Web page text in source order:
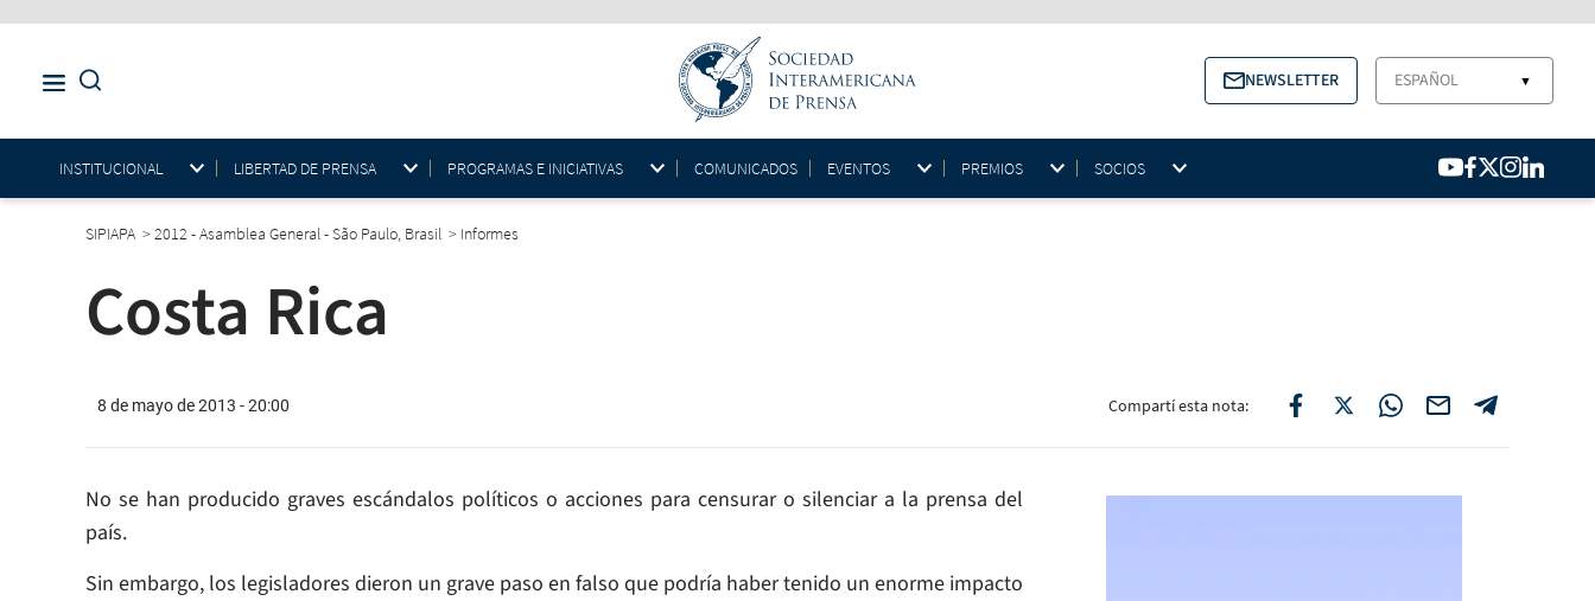
NEWSLETTER ESPAÑOL ▼
INSTITUCIONAL LIBERTAD DE PRENSA PROGRAMAS E INICIATIVAS COMUNICADOS EVENTOS PREMIOS SOCIOS
SIPIAPA >2012 - Asamblea General - São Paulo, Brasil > Informes
Costa Rica
8 de mayo de 2013 - 20:00 Compartí esta nota:
No se han producido graves escándalos políticos o acciones para censurar o silenciar a la prensa del
país.
Sin embargo, los legisladores dieron un grave paso en falso que podría haber tenido un enorme impacto